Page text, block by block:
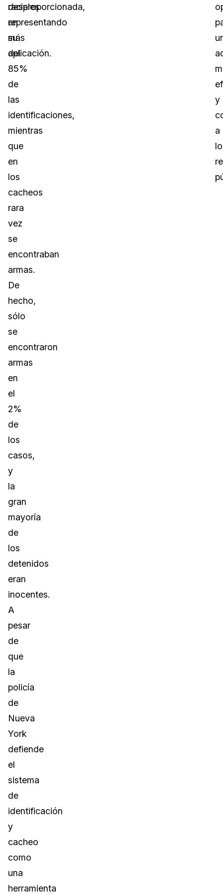
raciales
en
su
aplicación.
desproporcionada,
representando
más
del
85%
de
las
identificaciones,
mientras
que
en
los
cacheos
rara
vez
se
encontraban
armas.
De
hecho,
sólo
se
encontraron
armas
en
el
2%
de
los
casos,
y
la
gran
mayoría
de
los
detenidos
eran
inocentes.
A
pesar
de
que
la
policía
de
Nueva
York
defiende
el
sistema
de
identificación
y
cacheo
como
una
herramienta
y
a